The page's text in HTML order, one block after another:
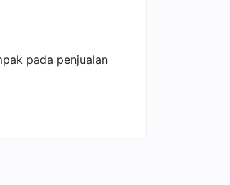
pada penjualan